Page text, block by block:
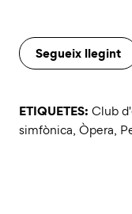
Segueix llegint
ETIQUETES: Club
simfònica, Òpera,